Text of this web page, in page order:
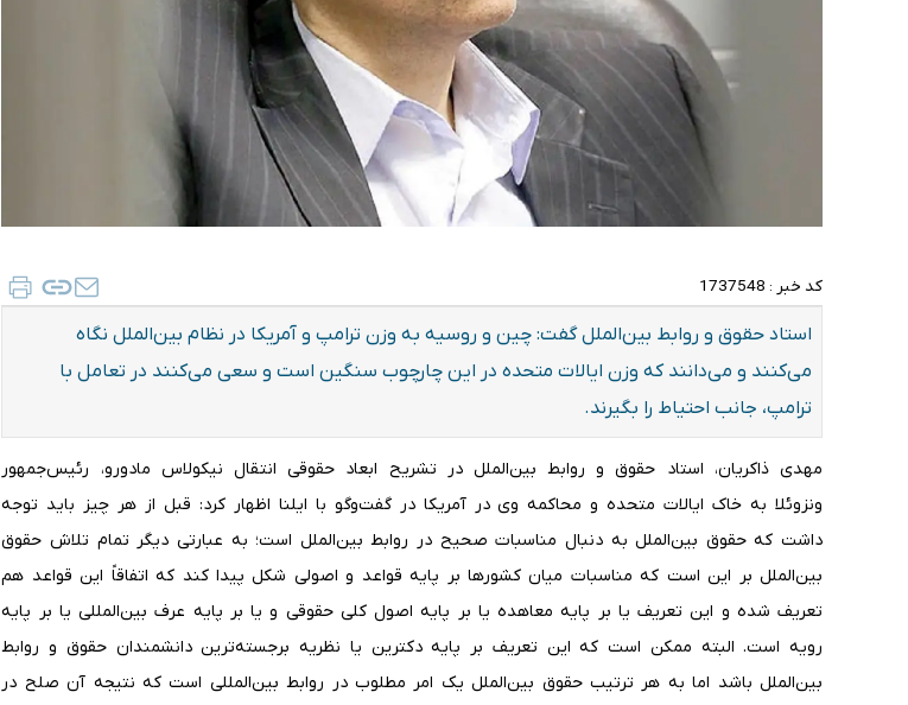
کد خبر : 1737548
استاد حقوق و روابط بین‌الملل گفت: چین و روسیه به وزن ترامپ و آمریکا در نظام بین‌الملل نگاه
می‌کنند و می‌دانند که وزن ایالات متحده در این چارچوب سنگین است و سعی می‌کنند در تعامل با
ترامپ، جانب احتیاط را بگیرند.
مهدی ذاکریان، استاد حقوق و روابط بین‌الملل در تشریح ابعاد حقوقی انتقال نیکولاس مادورو، رئیس‌جمهور
ونزوئلا به خاک ایالات متحده و محاکمه وی در آمریکا در گفت‌وگو با ایلنا اظهار کرد: قبل از هر چیز باید توجه
داشت که حقوق بین‌الملل به دنبال مناسبات صحیح در روابط بین‌الملل است؛ به عبارتی دیگر تمام تلاش حقوق
بین‌الملل بر این است که مناسبات میان کشورها بر پایه قواعد و اصولی شکل پیدا کند که اتفاقاً این قواعد هم
تعریف شده و این تعریف یا بر پایه معاهده یا بر پایه اصول کلی حقوقی و یا بر پایه عرف بین‌المللی یا بر پایه
رویه است. البته ممکن است که این تعریف بر پایه دکترین یا نظریه برجسته‌ترین دانشمندان حقوق و روابط
بین‌الملل باشد اما به هر ترتیب حقوق بین‌الملل یک امر مطلوب در روابط بین‌المللی است که نتیجه آن صلح در